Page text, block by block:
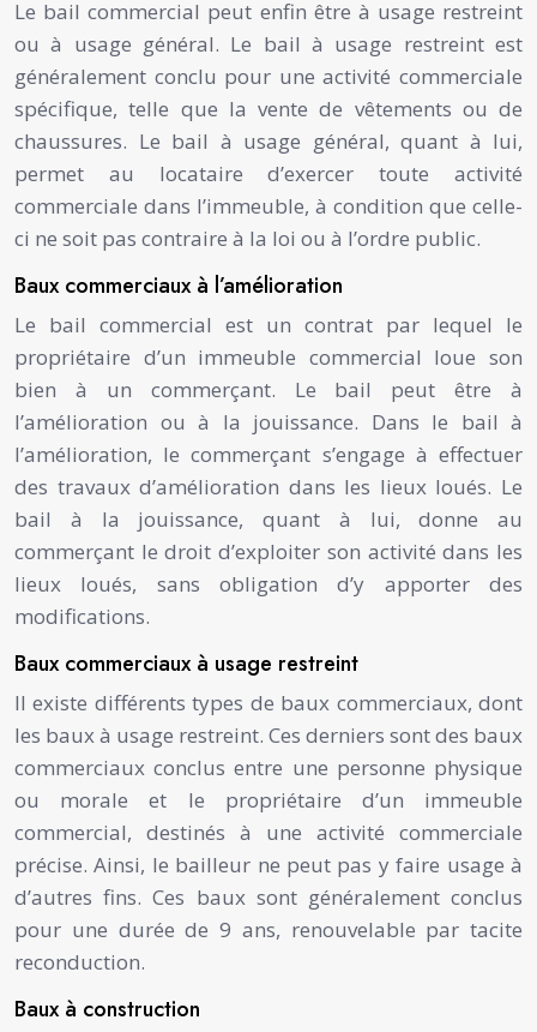
Le bail commercial peut enfin être à usage restreint
ou à usage général. Le bail à usage restreint est
généralement conclu pour une activité commerciale
spécifique, telle que la vente de vêtements ou de
chaussures. Le bail à usage général, quant à lui,
permet au locataire d’exercer toute activité
commerciale dans l’immeuble, à condition que celle-
ci ne soit pas contraire à la loi ou à l’ordre public.
Baux commerciaux à l’amélioration
Le bail commercial est un contrat par lequel le
propriétaire d’un immeuble commercial loue son
bien à un commerçant. Le bail peut être à
l’amélioration ou à la jouissance. Dans le bail à
l’amélioration, le commerçant s’engage à effectuer
des travaux d’amélioration dans les lieux loués. Le
bail à la jouissance, quant à lui, donne au
commerçant le droit d’exploiter son activité dans les
lieux loués, sans obligation d’y apporter des
modifications.
Baux commerciaux à usage restreint
Il existe différents types de baux commerciaux, dont
les baux à usage restreint. Ces derniers sont des baux
commerciaux conclus entre une personne physique
ou morale et le propriétaire d’un immeuble
commercial, destinés à une activité commerciale
précise. Ainsi, le bailleur ne peut pas y faire usage à
d’autres fins. Ces baux sont généralement conclus
pour une durée de 9 ans, renouvelable par tacite
reconduction.
Baux à construction